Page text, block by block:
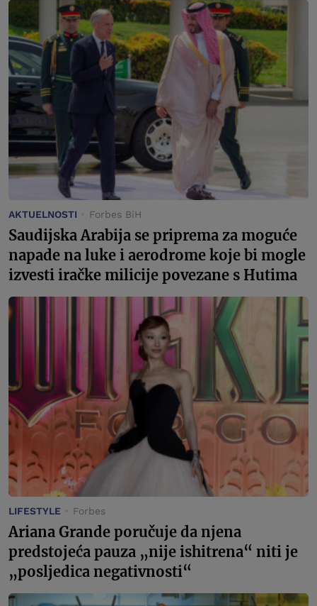
AKTUELNOSTI Forbes BiH
Saudijska Arabija se priprema za moguće
napade na luke i aerodrome koje bi mogle
izvesti iračke milicije povezane s Hutima
LIFESTYLE Forbes
Ariana Grande poručuje da njena
predstojeća pauza „nije ishitrena“ niti je
„posljedica negativnosti“